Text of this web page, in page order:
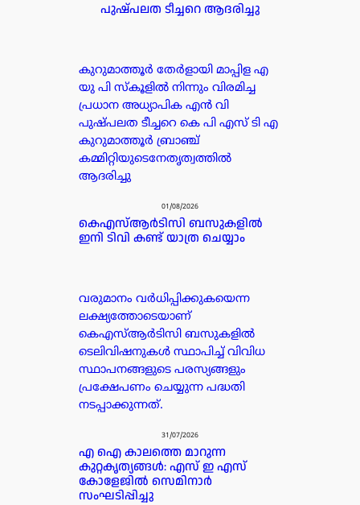
പുഷ്പലത ടീച്ചറെ ആദരിച്ചു
കുറുമാത്തൂർ തേർളായി മാപ്പിള എ
യു പി സ്കൂളിൽ നിന്നും വിരമിച്ച
പ്രധാന അധ്യാപിക എൻ വി
പുഷ്പലത ടീച്ചറെ കെ പി എസ് ടി എ
കുറുമാത്തൂർ ബ്രാഞ്ച്
കമ്മിറ്റിയുടെനേതൃത്വത്തിൽ
ആദരിച്ചു
01/08/2026
കെഎസ്ആർടിസി ബസുകളിൽ
ഇനി ടിവി കണ്ട് യാത്ര ചെയ്യാം
വരുമാനം വർധിപ്പിക്കുകയെന്ന
ലക്ഷ്യത്തോടെയാണ്
കെഎസ്ആർടിസി ബസുകളിൽ
ടെലിവിഷനുകൾ സ്ഥാപിച്ച് വിവിധ
സ്ഥാപനങ്ങളുടെ പരസ്യങ്ങളും
പ്രക്ഷേപണം ചെയ്യുന്ന പദ്ധതി
നടപ്പാക്കുന്നത്.
31/07/2026
എ ഐ കാലത്തെ മാറുന്ന
കുറ്റകൃത്യങ്ങൾ: എസ് ഇ എസ്
കോളേജിൽ സെമിനാർ
സംഘടിപ്പിച്ചു